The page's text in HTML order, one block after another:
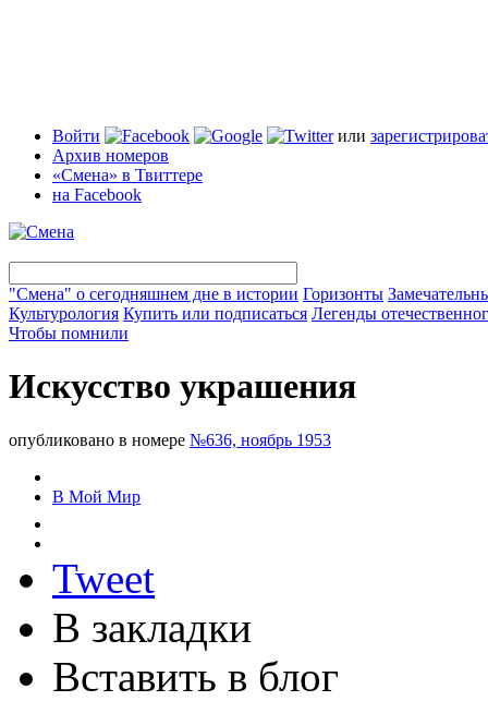
Войти или
Архив номеров
«Смена» в Твиттере
на Facebook
"Смена" о сегодняшнем дне в истории Горизонты
Культурология Купить или подписаться Легенды
Чтобы помнили
Искусство украшения
опубликовано в номере №636, ноябрь 1953
В Мой Мир
Tweet
В закладки
Вставить в блог